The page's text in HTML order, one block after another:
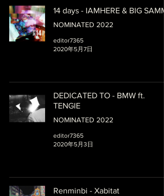
14 days - IAMHERE & BIG
NOMINATED 2022
editor7365
2020年5月7日
DEDICATED TO - BMW ft.
TENGIE
NOMINATED 2022
editor7365
2020年5月3日
Renminbi - Xabitat